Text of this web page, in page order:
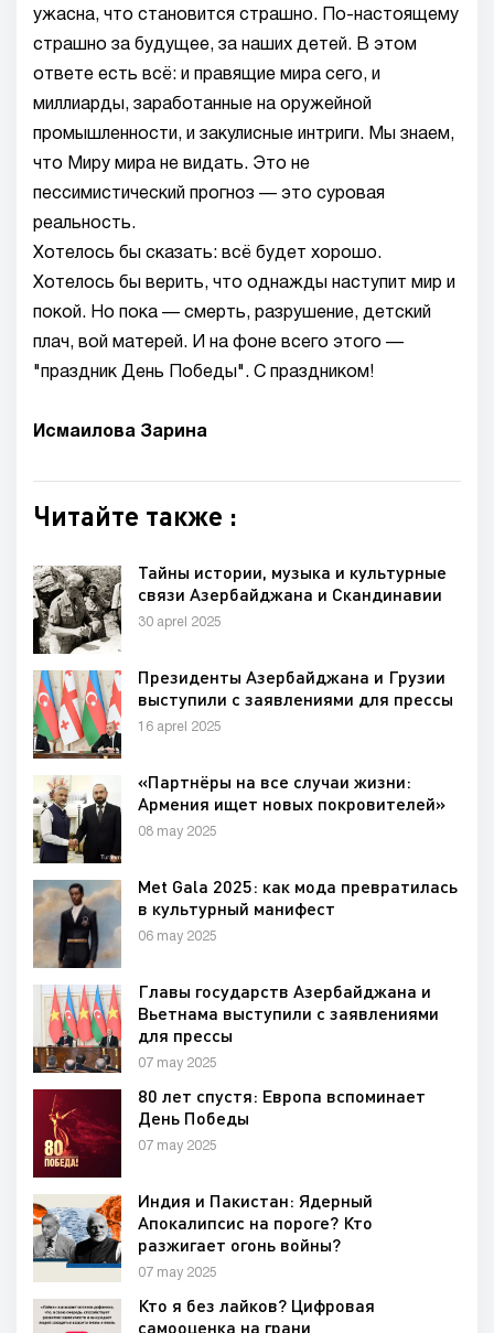
ужасна, что становится страшно. По-настоящему
страшно за будущее, за наших детей. В этом
ответе есть всё: и правящие мира сего, и
миллиарды, заработанные на оружейной
промышленности, и закулисные интриги. Мы знаем,
что Миру мира не видать. Это не
пессимистический прогноз — это суровая
реальность.
Хотелось бы сказать: всё будет хорошо.
Хотелось бы верить, что однажды наступит мир и
покой. Но пока — смерть, разрушение, детский
плач, вой матерей. И на фоне всего этого —
"праздник День Победы". С праздником!
Исмаилова Зарина
Читайте также :
Тайны истории, музыка и культурные
связи Азербайджана и Скандинавии
30 aprel 2025
Президенты Азербайджана и Грузии
выступили с заявлениями для прессы
16 aprel 2025
«Партнёры на все случаи жизни:
Армения ищет новых покровителей»
08 may 2025
Met Gala 2025: как мода превратилась
в культурный манифест
06 may 2025
Главы государств Азербайджана и
Вьетнама выступили с заявлениями
для прессы
07 may 2025
80 лет спустя: Европа вспоминает
День Победы
07 may 2025
Индия и Пакистан: Ядерный
Апокалипсис на пороге? Кто
разжигает огонь войны?
07 may 2025
Кто я без лайков? Цифровая
самооценка на грани